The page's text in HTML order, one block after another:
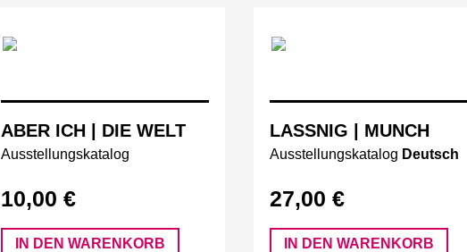
ABER ICH | DIE WELT
Ausstellungskatalog
10,00 €
IN DEN WARENKORB
LASSNIG | MUNCH
Ausstellungskatalog Deutsch
27,00 €
IN DEN WARENKORB